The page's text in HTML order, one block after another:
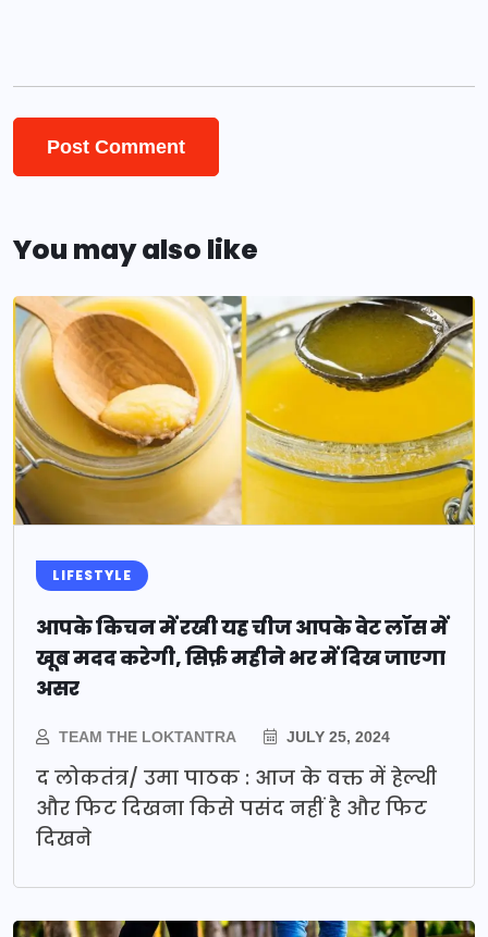
You may also like
LIFESTYLE
आपके किचन में रखी यह चीज आपके वेट लॉस में
खूब मदद करेगी, सिर्फ़ महीने भर में दिख जाएगा
असर
TEAM THE LOKTANTRA JULY 25, 2024
द लोकतंत्र/ उमा पाठक : आज के वक्त में हेल्थी
और फिट दिखना किसे पसंद नहीं है और फिट
दिखने